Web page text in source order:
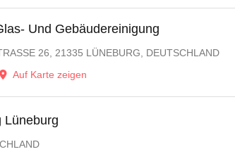
Und Gebäudereinigung
26, 21335 LÜNEBURG, DEUTSCHLAND
Auf Karte zeigen
Lüneburg